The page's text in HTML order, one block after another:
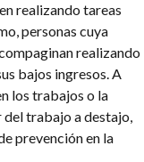
realizando tareas
personas cuya
realizando
bajos ingresos. A
los trabajos o la
trabajo a destajo,
prevención en la